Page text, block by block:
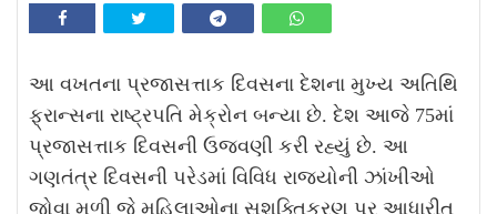
આ વખતના પ્રજાસત્તાક દિવસના દેશના મુખ્ય અતિથિ
ફ્રાન્સના રાષ્ટ્રપતિ મેક્રોન બન્યા છે. દેશ આજે 75માં
પ્રજાસત્તાક દિવસની ઉજવણી કરી રહ્યું છે. આ
ગણતંત્ર દિવસની પરેડમાં વિવિધ રાજ્યોની ઝાંખીઓ
જોવા મળી જે મહિલાઓના સશક્તિકરણ પર આધારીત